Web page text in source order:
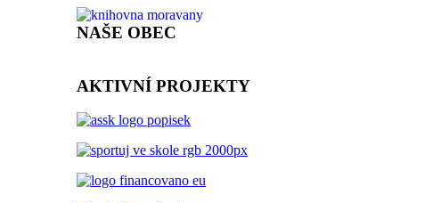
NAŠE OBEC
AKTIVNÍ PROJEKTY